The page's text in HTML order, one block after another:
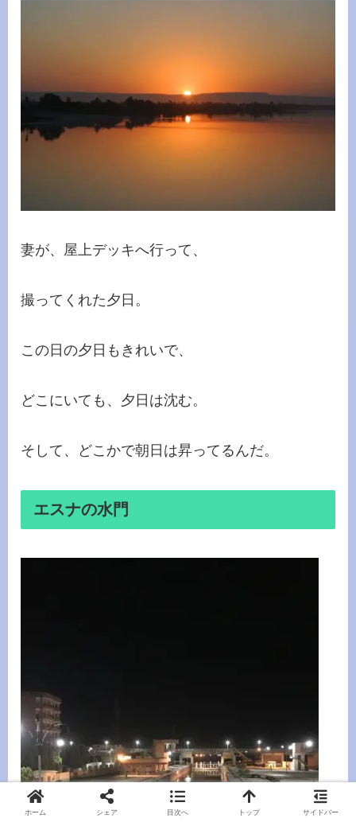
妻が、屋上デッキへ行って、
撮ってくれた夕日。
この日の夕日もきれいで、
どこにいても、夕日は沈む。
そして、どこかで朝日は昇ってるんだ。
エスナの水門
ホーム シェア 目次へ トップ サイドバー